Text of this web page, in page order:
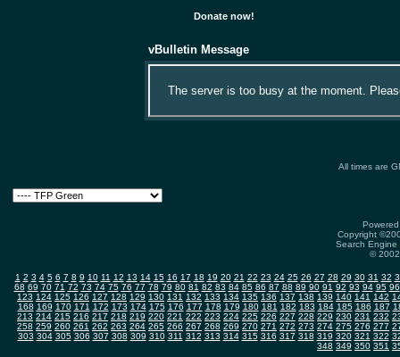
Donate now!
vBulletin Message
The server is too busy at the moment.
All times are
Copyright
Search
©
1 2 3 4 5 6 7 8 9 10 11 12 13 14 15 16 17 18 19 20 21 22 23 24 25 26 27 28 29 30 31 32
68 69 70 71 72 73 74 75 76 77 78 79 80 81 82 83 84 85 86 87 88 89 90 91 92 93 94 95 96
123 124 125 126 127 128 129 130 131 132 133 134 135 136 137 138 139 140 141 142
168 169 170 171 172 173 174 175 176 177 178 179 180 181 182 183 184 185 186 187
213 214 215 216 217 218 219 220 221 222 223 224 225 226 227 228 229 230 231 232
258 259 260 261 262 263 264 265 266 267 268 269 270 271 272 273 274 275 276 277
303 304 305 306 307 308 309 310 311 312 313 314 315 316 317 318 319 320 321 322
348 349 350 351